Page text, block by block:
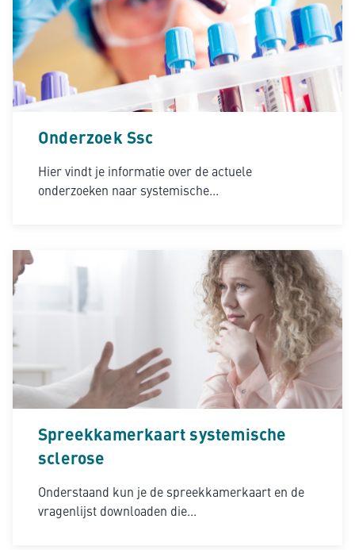
Onderzoek Ssc
Hier vindt je informatie over de actuele
onderzoeken naar systemische...
Spreekkamerkaart systemische
sclerose
Onderstaand kun je de spreekkamerkaart en de
vragenlijst downloaden die...